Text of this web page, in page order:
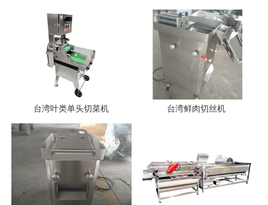
台湾叶类单头切菜机 台湾鲜肉切丝机